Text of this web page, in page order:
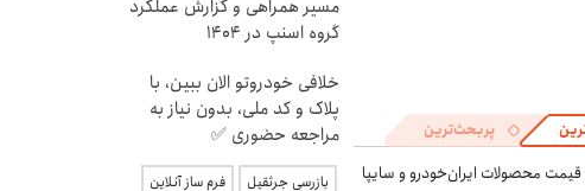
پربحث‌ترین
محصولات ایران‌خودرو و سایپا
مسیر همراهی و گزارش عملکرد
گروه اسنپ در ۱۴۰۴
خلافی خودروتو الان ببین، با
پلاک و کد ملی، بدون نیاز به
مراجعه حضوری ✅
بازرسی جرثقیل
فرم ساز آنلاین